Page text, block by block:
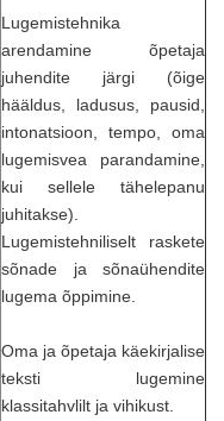
Lugemistehnika
arendamine õpetaja
juhendite järgi (õige
hääldus, ladusus, pausid,
intonatsioon, tempo, oma
lugemisvea parandamine,
kui sellele tähelepanu
juhitakse).
Lugemistehniliselt raskete
sõnade ja sõnaühendite
lugema õppimine.
Oma ja õpetaja käekirjalise
teksti lugemine
klassitahvlilt ja vihikust.